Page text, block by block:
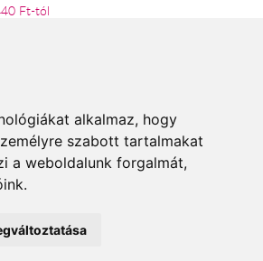
alkalmaz, hogy
szabott tartalmakat
a weboldalunk forgalmát,
Ft-tól